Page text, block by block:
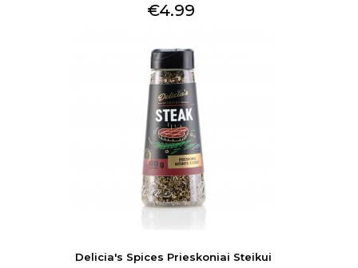
€4.99
Delicia's Spices Prieskoniai Steikui